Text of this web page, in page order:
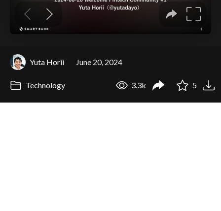
Yuta Horii June 20, 2024
Technology 3.3k 5